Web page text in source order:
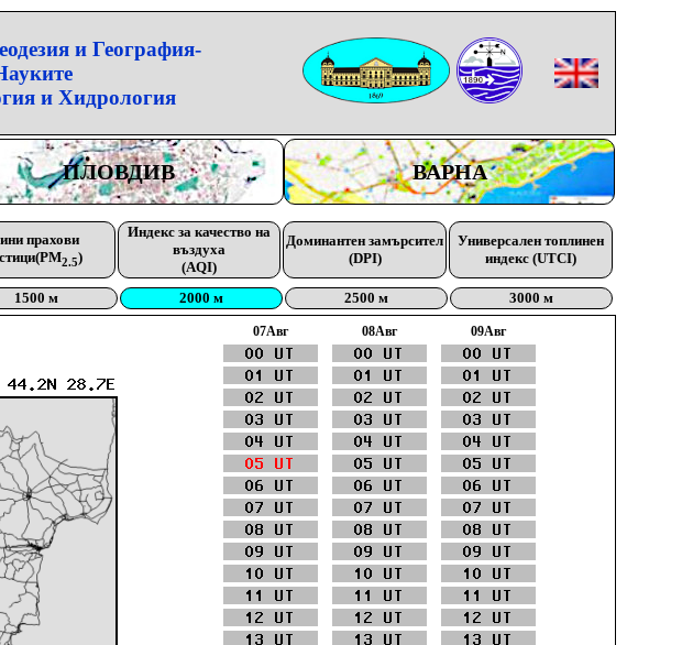
и География-
и Хидрология
ПЛОВДИВ ВАРНА
прахови
2.5)
Индекс за качество на
въздуха
(AQI)
Доминантен замърсител
(DPI)
Универсален топлинен
индекс (UTCI)
1500 м 2000 м 2500 м 3000 м
07Aвг 08Aвг 09Aвг